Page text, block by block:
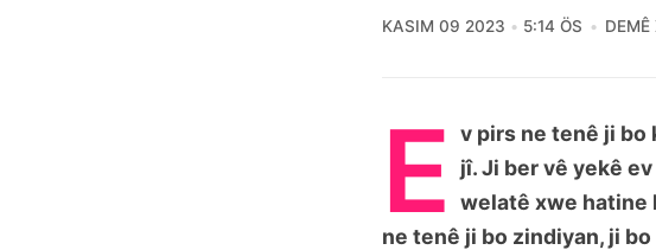
KASIM 09 2023 5:14 ÖS DEMÊ
E
v pirs ne tenê ji bo
jî. Ji ber vê yekê
welatê xwe hatine
ne tenê ji bo zindiyan, ji